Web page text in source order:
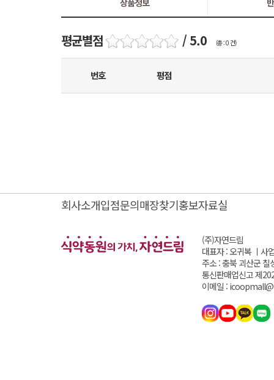
상품정보
평균별점 / 5.0 (총 : 0 건)
번호 평점
회사소개입점문의매장찾기홍보자료실
(주)자연드림
대표자 : 오귀복 ㅣ 사
주소 : 충북 괴산군 칠
통신판매업신고 제
이메일 :